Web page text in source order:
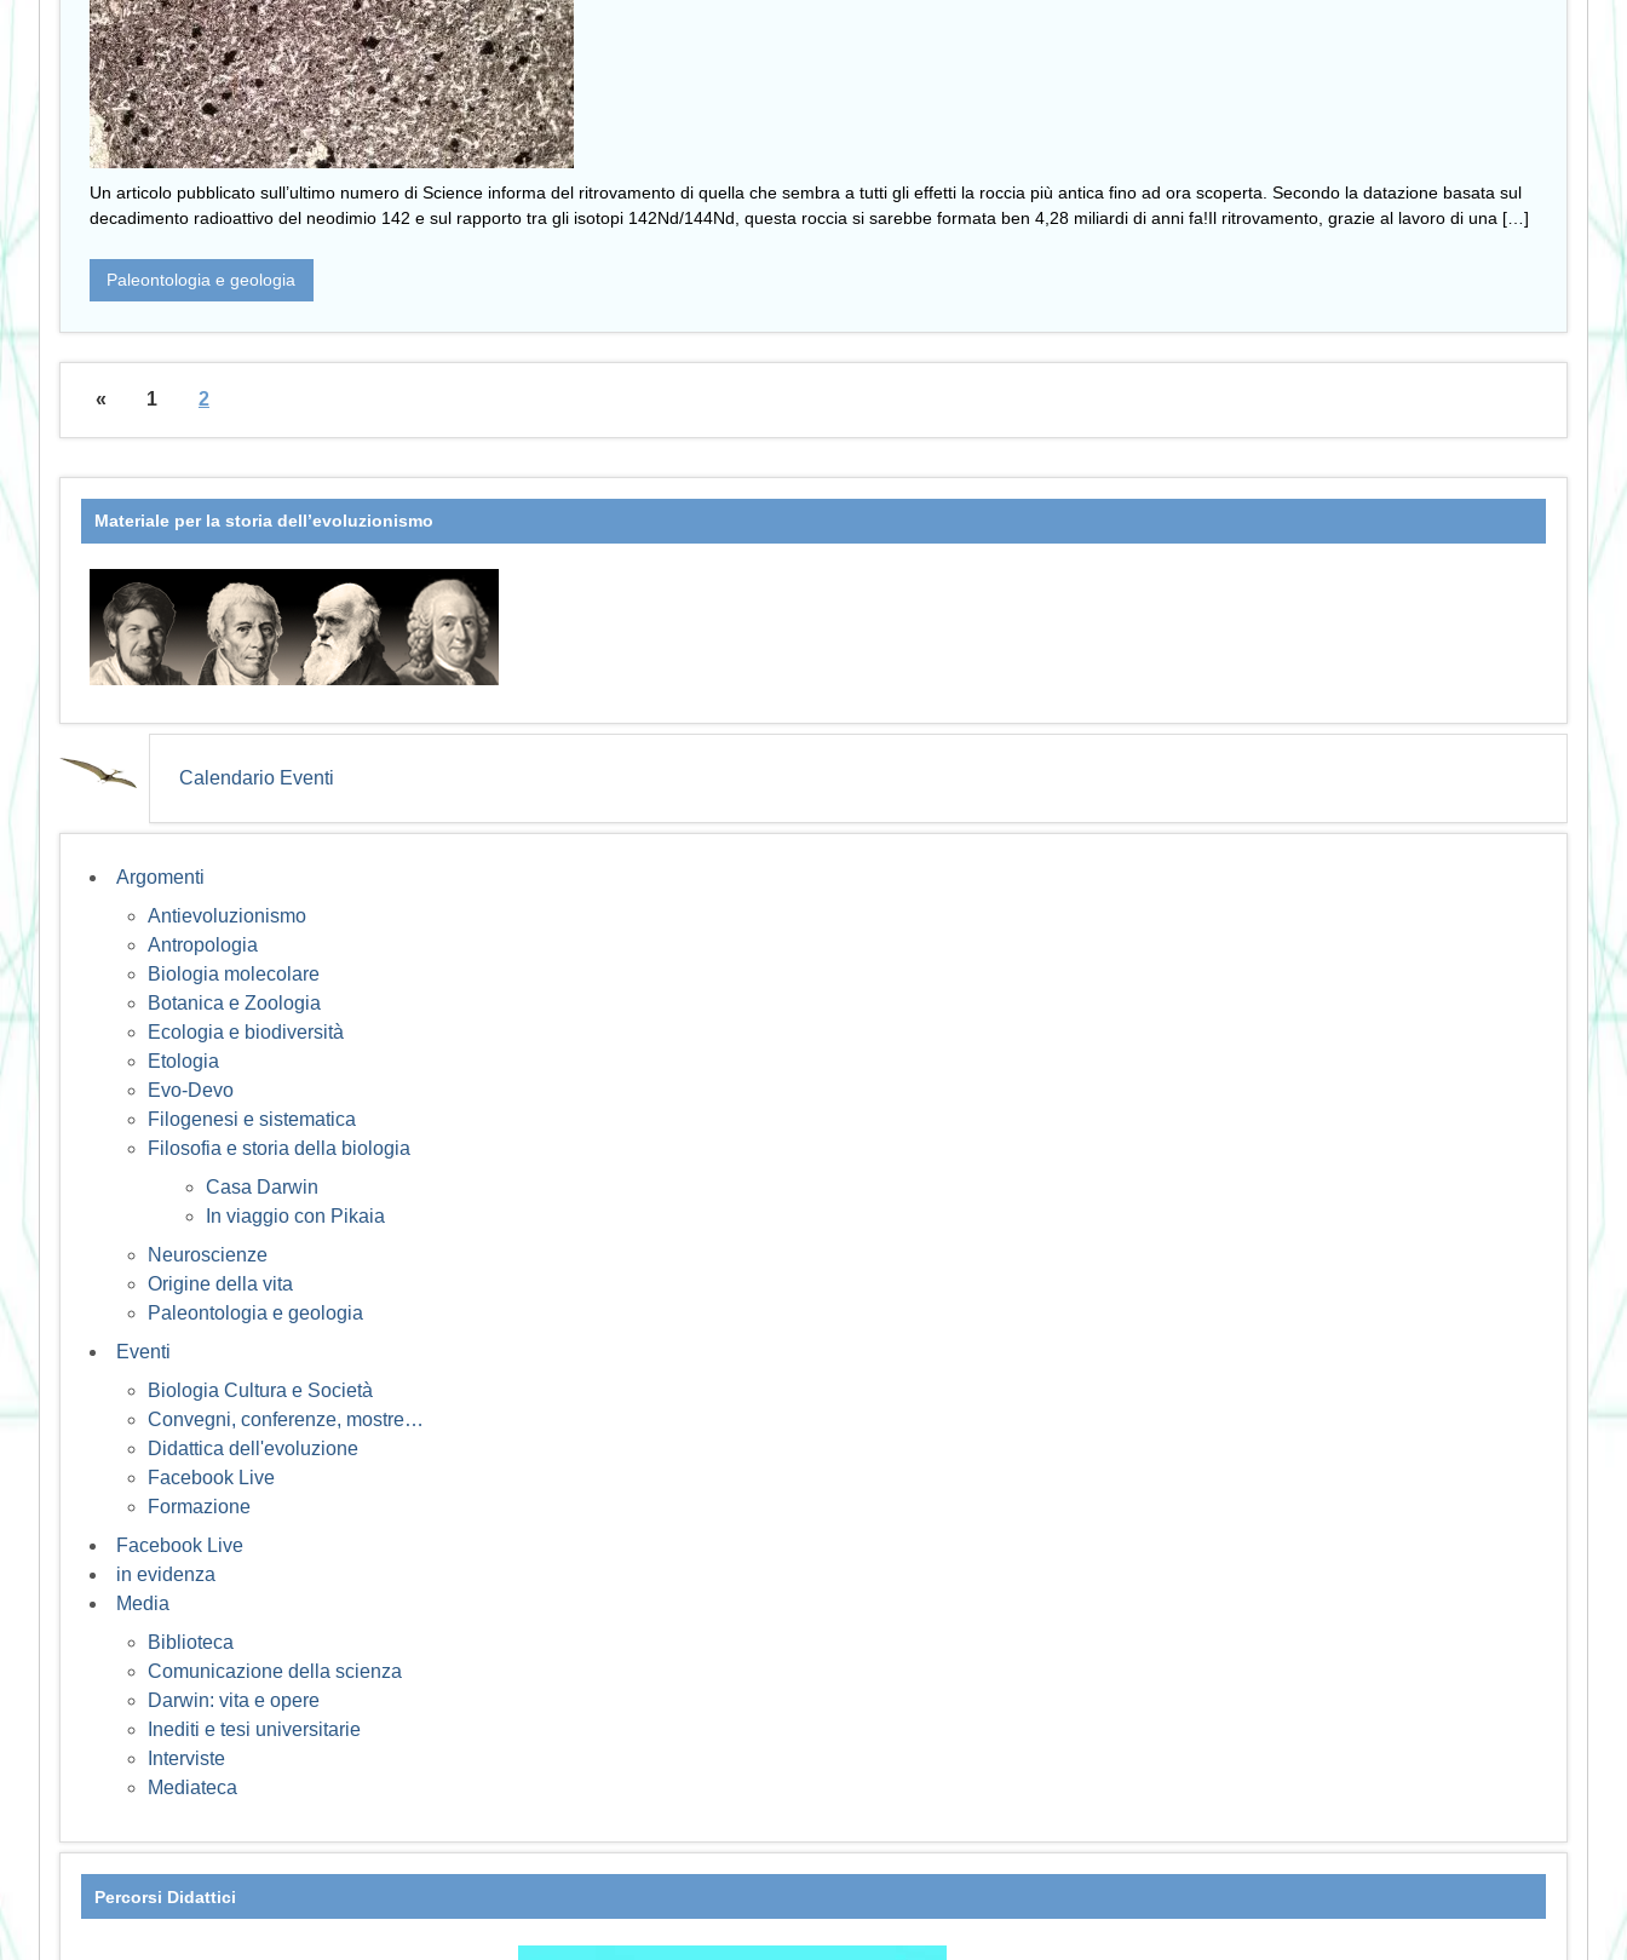
Un articolo pubblicato sull’ultimo numero di Science informa del ritrovamento di quella che sembra a tutti gli effetti la roccia più antica fino ad ora scoperta. Secondo la datazione basata sul
decadimento radioattivo del neodimio 142 e sul rapporto tra gli isotopi 142Nd/144Nd, questa roccia si sarebbe formata ben 4,28 miliardi di anni fa!Il ritrovamento, grazie al lavoro di una […]
Paleontologia e geologia
« 1 2
Materiale per la storia dell’evoluzionismo
Calendario Eventi
Argomenti
Antievoluzionismo
Antropologia
Biologia molecolare
Botanica e Zoologia
Ecologia e biodiversità
Etologia
Evo-Devo
Filogenesi e sistematica
Filosofia e storia della biologia
Casa Darwin
In viaggio con Pikaia
Neuroscienze
Origine della vita
Paleontologia e geologia
Eventi
Biologia Cultura e Società
Convegni, conferenze, mostre…
Didattica dell'evoluzione
Facebook Live
Formazione
Facebook Live
in evidenza
Media
Biblioteca
Comunicazione della scienza
Darwin: vita e opere
Inediti e tesi universitarie
Interviste
Mediateca
Percorsi Didattici